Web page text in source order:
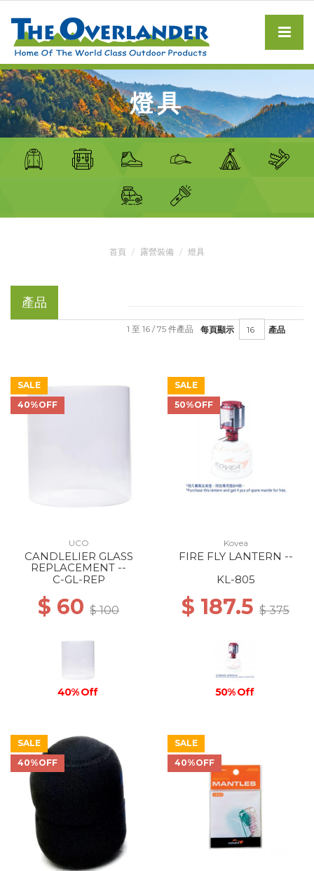
燈具
首頁 露營裝備 燈具
產品
每頁顯示 產品
1 至 16 / 75 件產品
SALE
40%OFF
UCO
CANDLELIER GLASS
REPLACEMENT --
C-GL-REP
$ 60 $ 100
40% Off
SALE
50%OFF
Kovea
FIRE FLY LANTERN --
KL-805
$ 187.5 $ 375
50% Off
SALE
40%OFF
SALE
40%OFF